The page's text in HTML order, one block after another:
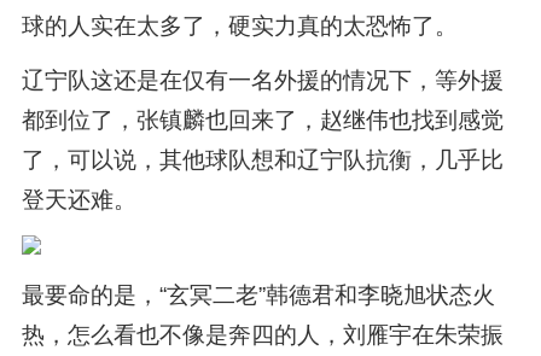
球的人实在太多了，硬实力真的太恐怖了。
辽宁队这还是在仅有一名外援的情况下，等外援
都到位了，张镇麟也回来了，赵继伟也找到感觉
了，可以说，其他球队想和辽宁队抗衡，几乎比
登天还难。
最要命的是，“玄冥二老”韩德君和李晓旭状态火
热，怎么看也不像是奔四的人，刘雁宇在朱荣振